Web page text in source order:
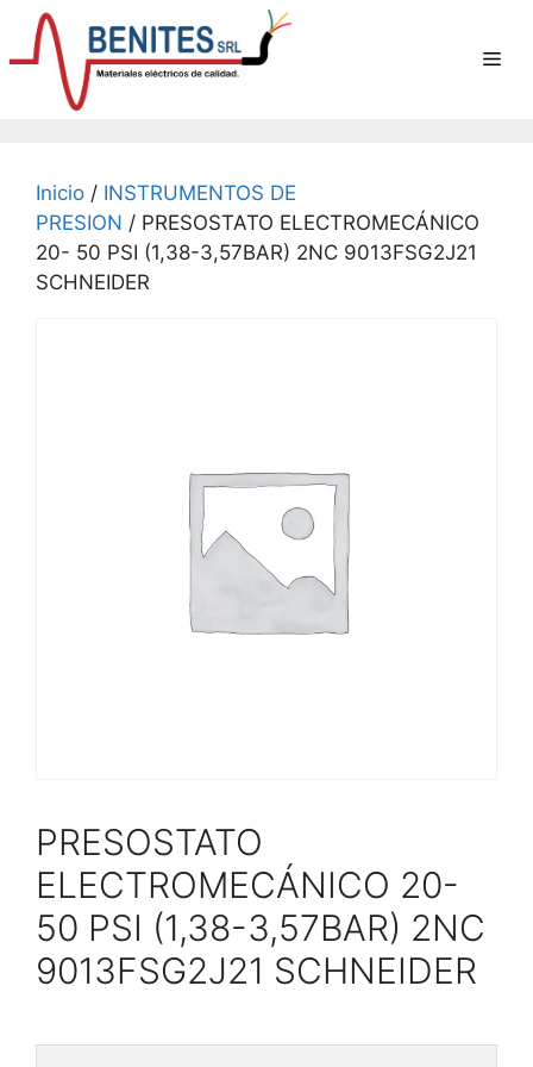
Saltar
contenido
Inicio / INSTRUMENTOS DE
PRESION / PRESOSTATO ELECTROMECÁNICO
20- 50 PSI (1,38-3,57BAR) 2NC 9013FSG2J21
SCHNEIDER
PRESOSTATO
ELECTROMECÁNICO 20-
50 PSI (1,38-3,57BAR) 2NC
9013FSG2J21 SCHNEIDER